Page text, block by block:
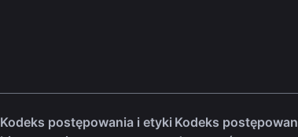
Kodeks postępowania i etyki Kodeks